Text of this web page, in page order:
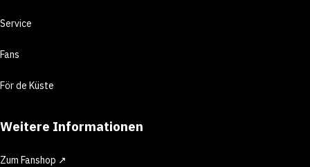
Service
Fans
För de Küste
Weitere Informationen
Zum Fanshop ↗